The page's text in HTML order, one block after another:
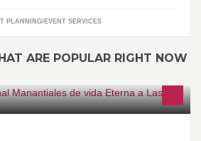
PLANNING/EVENT SERVICES
ARE POPULAR RIGHT NOW